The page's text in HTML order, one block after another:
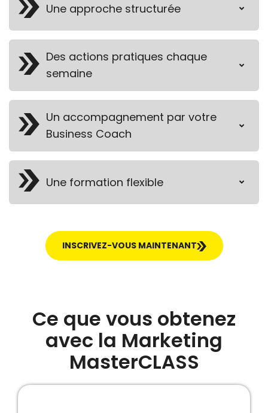
Une approche structurée
Des actions pratiques chaque
semaine
Un accompagnement par votre
Business Coach
Une formation flexible
INSCRIVEZ-VOUS MAINTENANT
Ce que vous obtenez
avec la Marketing
MasterCLASS